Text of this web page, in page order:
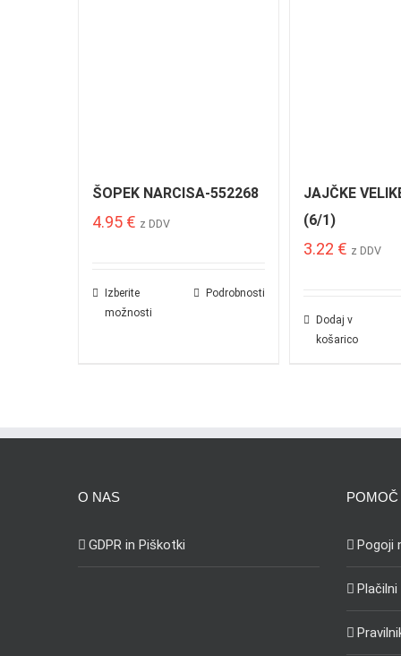
ŠOPEK NARCISA-552268
4.95 € z DDV
Izberite
možnosti
Podrobnosti
JAJČKE
(6/1)
3.22 € z DDV
Dodaj v
košarico
O NAS
GDPR in Piškotki Pogoji